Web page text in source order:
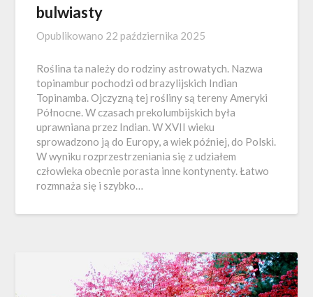
bulwiasty
Opublikowano 22 października 2025
Roślina ta należy do rodziny astrowatych. Nazwa
topinambur pochodzi od brazylijskich Indian
Topinamba. Ojczyzną tej rośliny są tereny Ameryki
Północne. W czasach prekolumbijskich była
uprawniana przez Indian. W XVII wieku
sprowadzono ją do Europy, a wiek później, do Polski.
W wyniku rozprzestrzeniania się z udziałem
człowieka obecnie porasta inne kontynenty. Łatwo
rozmnaża się i szybko…